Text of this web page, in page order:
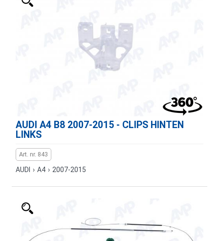
AUDI A4 B8 2007-2015 - CLIPS HINTEN
LINKS
Art. nr. 843
AUDI › A4 › 2007-2015